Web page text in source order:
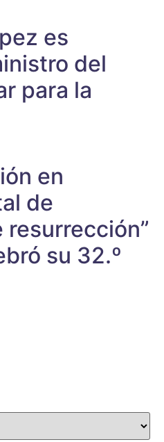
es
del
para la
en
de
resurrección”
su 32.º